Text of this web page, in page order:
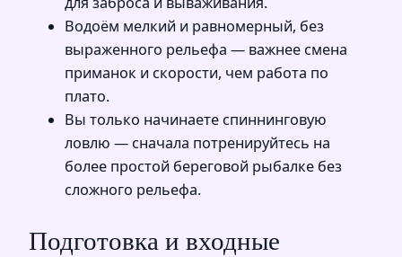
Водоём мелкий и равномерный, без
выраженного рельефа — важнее смена
приманок и скорости, чем работа по
плато.
Вы только начинаете спиннинговую
ловлю — сначала потренируйтесь на
более простой береговой рыбалке без
сложного рельефа.
Подготовка и входные